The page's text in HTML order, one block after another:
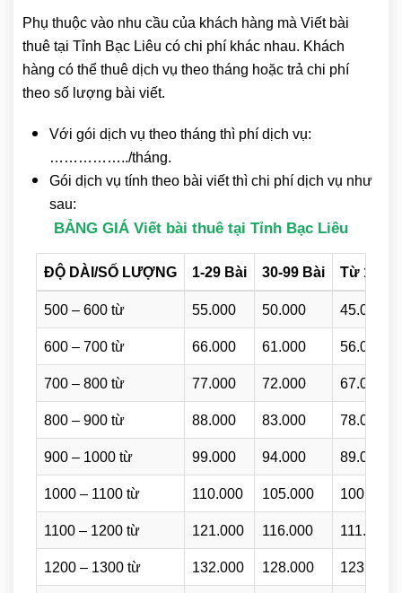
Phụ thuộc vào nhu cầu của khách hàng mà Viết bài
thuê tại Tỉnh Bạc Liêu có chi phí khác nhau. Khách
hàng có thể thuê dịch vụ theo tháng hoặc trả chi phí
theo số lượng bài viết.
Với gói dịch vụ theo tháng thì phí dịch vụ:
……………../tháng.
Gói dịch vụ tính theo bài viết thì chi phí dịch vụ như
sau:
BẢNG GIÁ Viết bài thuê tại Tỉnh Bạc Liêu
ĐỘ DÀI/SỐ LƯỢNG 1-29 Bài 30-99 Bài Từ 100
500 – 600 từ 55.000 50.000 45.000
600 – 700 từ 66.000 61.000 56.000
700 – 800 từ 77.000 72.000 67.000
800 – 900 từ 88.000 83.000 78.000
900 – 1000 từ 99.000 94.000 89.000
1000 – 1100 từ 110.000 105.000 100.000
1100 – 1200 từ 121.000 116.000 111.000
1200 – 1300 từ 132.000 128.000 123.000